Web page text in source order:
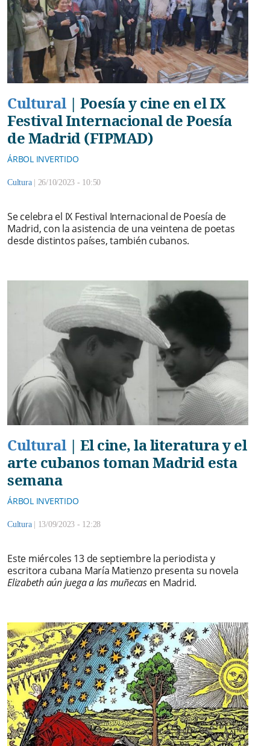
Cultural| Poesía y cine en el IX
Festival Internacional de Poesía
de Madrid (FIPMAD)
ÁRBOL INVERTIDO
Cultura | 26/10/2023 - 10:50
Se celebra el IX Festival Internacional de Poesía de
Madrid, con la asistencia de una veintena de poetas
desde distintos países, también cubanos.
Cultural| El cine, la literatura y el
arte cubanos toman Madrid esta
semana
ÁRBOL INVERTIDO
Cultura | 13/09/2023 - 12:28
Este miércoles 13 de septiembre la periodista y
escritora cubana María Matienzo presenta su novela
Elizabeth aún juega a las muñecasen Madrid.